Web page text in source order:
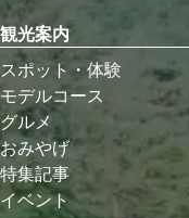
観光案内
スポット・体験
モデルコース
グルメ
おみやげ
特集記事
イベント